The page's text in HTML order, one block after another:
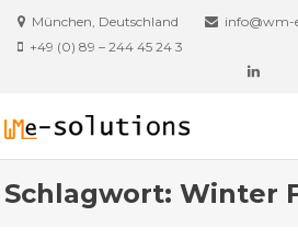
München, Deutschland
info@wm-
+49 (0) 89 – 244 45 24 3
Schlagwort:Winter